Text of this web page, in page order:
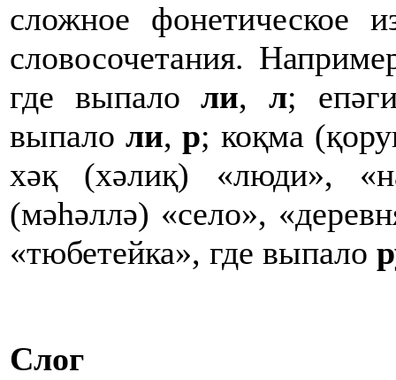
сложное фонетическое
словосочетания.
где выпалоли, л;
выпало ли,р; коқма
хәқ (хәлиқ) «люди»,
(мәһәллә) «село»,
«тюбетейка», где выпало
Слог